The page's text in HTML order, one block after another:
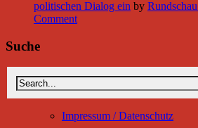
politischen Dialog ein by
Comment
Suche
Impressum / Datenschutz